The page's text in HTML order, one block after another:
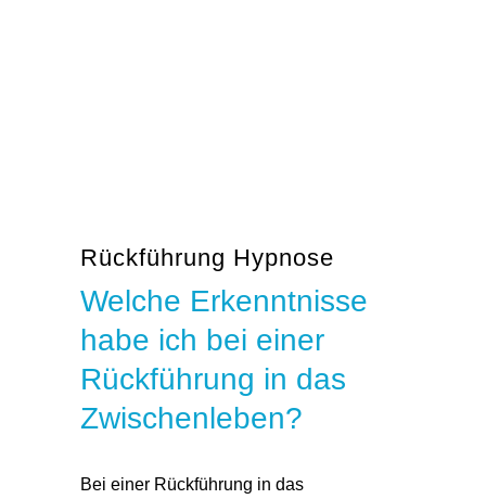
Rückführung Hypnose
Welche Erkenntnisse
habe ich bei einer
Rückführung in das
Zwischenleben?
Bei einer Rückführung in das